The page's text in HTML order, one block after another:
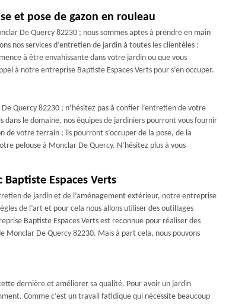
et pose de gazon en rouleau
De Quercy 82230 ; nous sommes aptes à prendre en main
nos services d’entretien de jardin à toutes les clientèles :
à être envahissante dans votre jardin ou que vous
à notre entreprise Baptiste Espaces Verts pour s’en occuper.
Quercy 82230 ; n’hésitez pas à confier l’entretien de votre
dans le domaine, nos équipes de jardiniers pourront vous fournir
votre terrain ; ils pourront s’occuper de la pose, de la
pelouse à Monclar De Quercy. N’hésitez plus à vous
Espaces Verts
de jardin et de l’aménagement extérieur, notre entreprise
de l’art et pour cela nous allons utiliser des outillages
Baptiste Espaces Verts est reconnue pour réaliser des
Monclar De Quercy 82230. Mais à part cela, nous pouvons
dernière et améliorer sa qualité. Pour avoir un jardin
Comme c’est un travail fatidique qui nécessite beaucoup